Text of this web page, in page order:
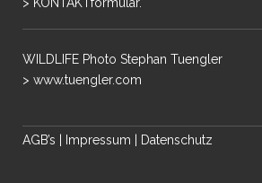
WILDLIFE Photo Stephan Tuengler
> www.tuengler.com
AGB’s | Impressum | Datenschutz